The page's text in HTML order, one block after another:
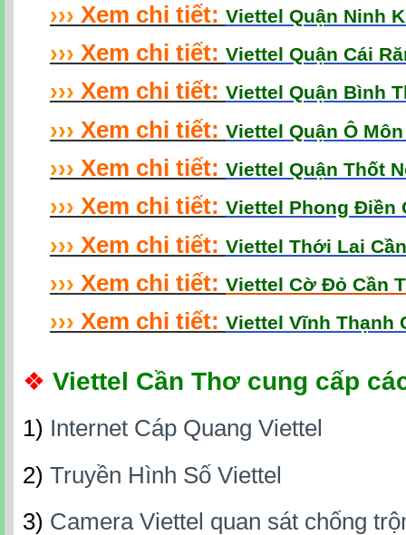
››› Xem chi tiết: Viettel Quận Ninh
››› Xem chi tiết: Viettel Quận Cái
››› Xem chi tiết: Viettel Quận Bình
››› Xem chi tiết: Viettel Quận Ô
››› Xem chi tiết: Viettel Quận Thốt
››› Xem chi tiết: Viettel Phong Điền
››› Xem chi tiết: Viettel Thới Lai
››› Xem chi tiết: Viettel Cờ Đỏ Cần
››› Xem chi tiết: Viettel Vĩnh Thạnh
❖ Viettel Cần Thơ cung cấp
1) Internet Cáp Quang Viettel
2) Truyền Hình Số Viettel
3) Camera Viettel quan sát chống